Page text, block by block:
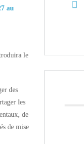
au
le
des
les
de
de mise